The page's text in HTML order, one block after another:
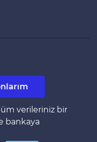
verileriniz bir
bankaya